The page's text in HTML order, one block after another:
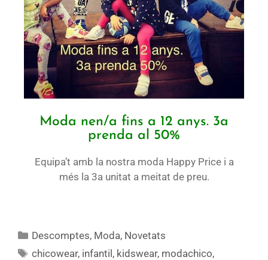
Moda nen/a fins a 12 anys. 3a
prenda al 50%
Equipa’t amb la nostra moda Happy Price i a
més la 3a unitat a meitat de preu.
Descomptes, Moda, Novetats
chicowear, infantil, kidswear, modachico,